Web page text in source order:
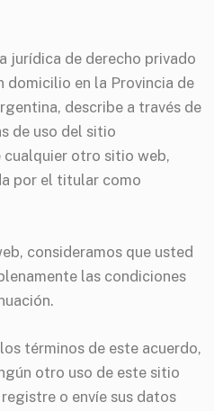
jurídica de derecho privado
domicilio en la Provincia de
describe a través de
de uso del sitio
cualquier otro sitio web,
por el titular como
consideramos que usted
las condiciones
términos de este acuerdo,
otro uso de este sitio
o envíe sus datos